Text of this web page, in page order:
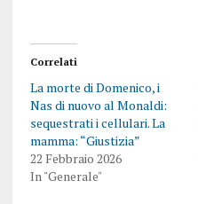
Correlati
La morte di Domenico, i
Nas di nuovo al Monaldi:
sequestrati i cellulari. La
mamma: “Giustizia”
22 Febbraio 2026
In "Generale"